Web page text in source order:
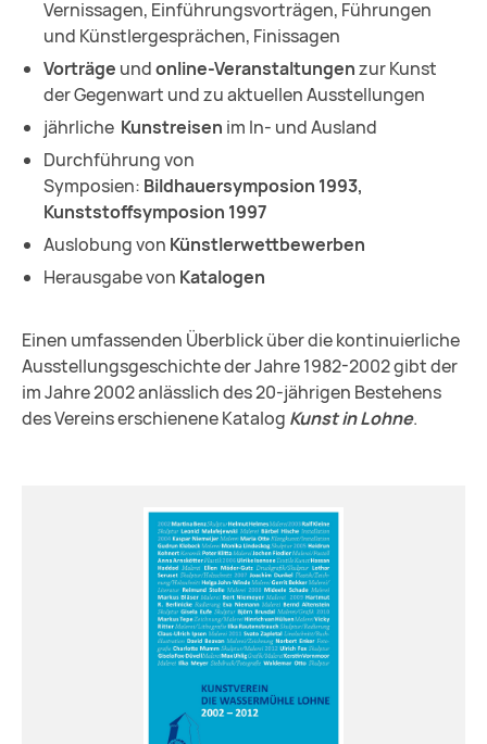
Vernissagen, Einführungsvorträgen, Führungen
und Künstlergesprächen, Finissagen
Vorträge undonline-Veranstaltungenzur Kunst
der Gegenwart und zu aktuellen Ausstellungen
jährliche Kunstreisen im In- und Ausland
Durchführung von
Symposien: Bildhauersymposion 1993,
Kunststoffsymposion 1997
Auslobung von Künstlerwettbewerben
Herausgabe von Katalogen
Einen umfassenden Überblick über die kontinuierliche
Ausstellungsgeschichte der Jahre 1982-2002 gibt der
im Jahre 2002 anlässlich des 20-jährigen Bestehens
des Vereins erschienene Katalog Kunst in Lohne.